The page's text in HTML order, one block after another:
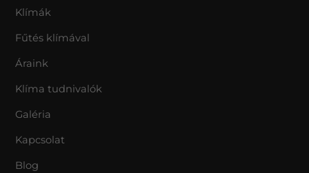
Klímák
Fűtés klímával
Áraink
Klíma tudnivalók
Galéria
Kapcsolat
Blog